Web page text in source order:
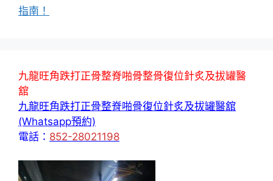
指南！
九龍旺角跌打正骨整脊啪骨整骨復位針炙及拔罐醫
舘
九龍旺角跌打正骨整脊啪骨復位針炙及拔罐醫舘
(Whatsapp預約)
電話： 852-28021198